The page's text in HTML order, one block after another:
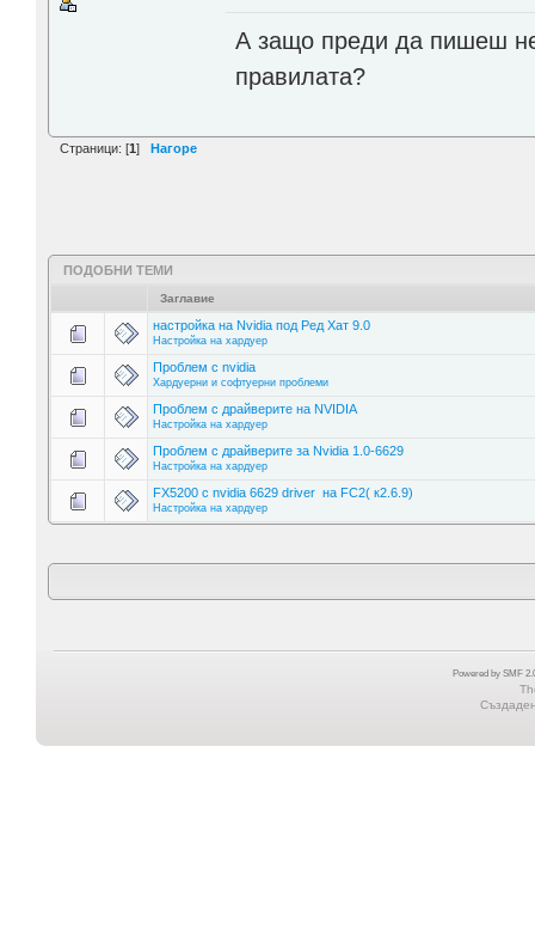
А защо преди да пишеш
правилата?
Страници: [1 ] Нагоре
ПОДОБНИ ТЕМИ
Заглавие
настройка на Nvidia под Ред Хат 9.0
Настройка на хардуер
Проблем с nvidia
Хардуерни и софтуерни проблеми
Проблем с драйверите на NVIDIA
Настройка на хардуер
Проблем с драйверите за Nvidia 1.0-6629
Настройка на хардуер
FX5200 с nvidia 6629 driver на FC2( к2.6.9)
Настройка на хардуер
Powered by SMF